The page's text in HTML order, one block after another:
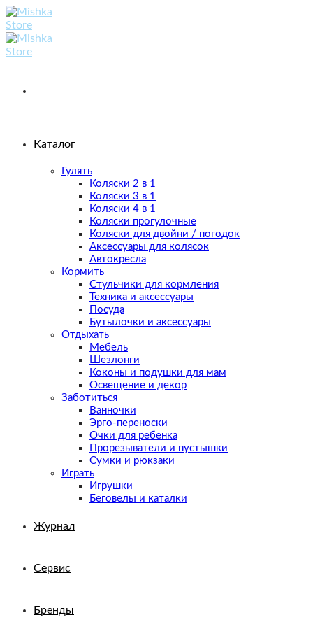
Skip
to
content
Каталог
Гулять
Коляски 2 в 1
Коляски 3 в 1
Коляски 4 в 1
Коляски прогулочные
Коляски для двойни / погодок
Аксессуары для колясок
Автокресла
Кормить
Стульчики для кормления
Техника и аксессуары
Посуда
Бутылочки и аксессуары
Отдыхать
Мебель
Шезлонги
Коконы и подушки для мам
Освещение и декор
Заботиться
Ванночки
Эрго-переноски
Очки для ребенка
Прорезыватели и пустышки
Сумки и рюкзаки
Играть
Игрушки
Беговелы и каталки
Журнал
Сервис
Бренды